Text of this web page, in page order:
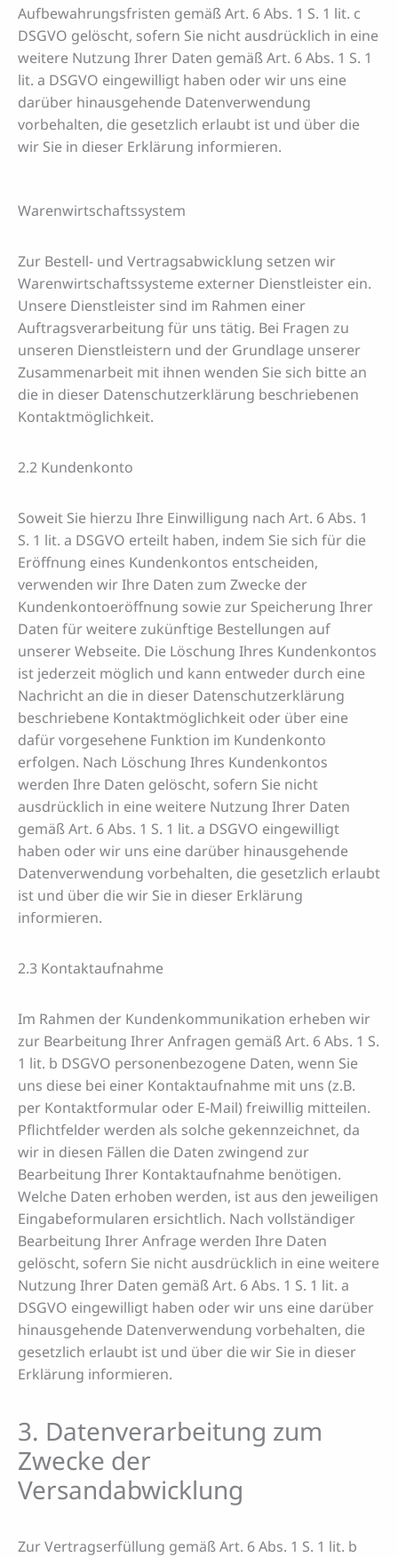
Aufbewahrungsfristen gemäß Art. 6 Abs. 1 S. 1 lit. c
DSGVO gelöscht, sofern Sie nicht ausdrücklich in eine
weitere Nutzung Ihrer Daten gemäß Art. 6 Abs. 1 S. 1
lit. a DSGVO eingewilligt haben oder wir uns eine
darüber hinausgehende Datenverwendung
vorbehalten, die gesetzlich erlaubt ist und über die
wir Sie in dieser Erklärung informieren.
Warenwirtschaftssystem
Zur Bestell- und Vertragsabwicklung setzen wir
Warenwirtschaftssysteme externer Dienstleister ein.
Unsere Dienstleister sind im Rahmen einer
Auftragsverarbeitung für uns tätig. Bei Fragen zu
unseren Dienstleistern und der Grundlage unserer
Zusammenarbeit mit ihnen wenden Sie sich bitte an
die in dieser Datenschutzerklärung beschriebenen
Kontaktmöglichkeit.
2.2 Kundenkonto
Soweit Sie hierzu Ihre Einwilligung nach Art. 6 Abs. 1
S. 1 lit. a DSGVO erteilt haben, indem Sie sich für die
Eröffnung eines Kundenkontos entscheiden,
verwenden wir Ihre Daten zum Zwecke der
Kundenkontoeröffnung sowie zur Speicherung Ihrer
Daten für weitere zukünftige Bestellungen auf
unserer Webseite. Die Löschung Ihres Kundenkontos
ist jederzeit möglich und kann entweder durch eine
Nachricht an die in dieser Datenschutzerklärung
beschriebene Kontaktmöglichkeit oder über eine
dafür vorgesehene Funktion im Kundenkonto
erfolgen. Nach Löschung Ihres Kundenkontos
werden Ihre Daten gelöscht, sofern Sie nicht
ausdrücklich in eine weitere Nutzung Ihrer Daten
gemäß Art. 6 Abs. 1 S. 1 lit. a DSGVO eingewilligt
haben oder wir uns eine darüber hinausgehende
Datenverwendung vorbehalten, die gesetzlich erlaubt
ist und über die wir Sie in dieser Erklärung
informieren.
2.3 Kontaktaufnahme
Im Rahmen der Kundenkommunikation erheben wir
zur Bearbeitung Ihrer Anfragen gemäß Art. 6 Abs. 1 S.
1 lit. b DSGVO personenbezogene Daten, wenn Sie
uns diese bei einer Kontaktaufnahme mit uns (z.B.
per Kontaktformular oder E-Mail) freiwillig mitteilen.
Pflichtfelder werden als solche gekennzeichnet, da
wir in diesen Fällen die Daten zwingend zur
Bearbeitung Ihrer Kontaktaufnahme benötigen.
Welche Daten erhoben werden, ist aus den jeweiligen
Eingabeformularen ersichtlich. Nach vollständiger
Bearbeitung Ihrer Anfrage werden Ihre Daten
gelöscht, sofern Sie nicht ausdrücklich in eine weitere
Nutzung Ihrer Daten gemäß Art. 6 Abs. 1 S. 1 lit. a
DSGVO eingewilligt haben oder wir uns eine darüber
hinausgehende Datenverwendung vorbehalten, die
gesetzlich erlaubt ist und über die wir Sie in dieser
Erklärung informieren.
3. Datenverarbeitung zum
Zwecke der
Versandabwicklung
Zur Vertragserfüllung gemäß Art. 6 Abs. 1 S. 1 lit. b